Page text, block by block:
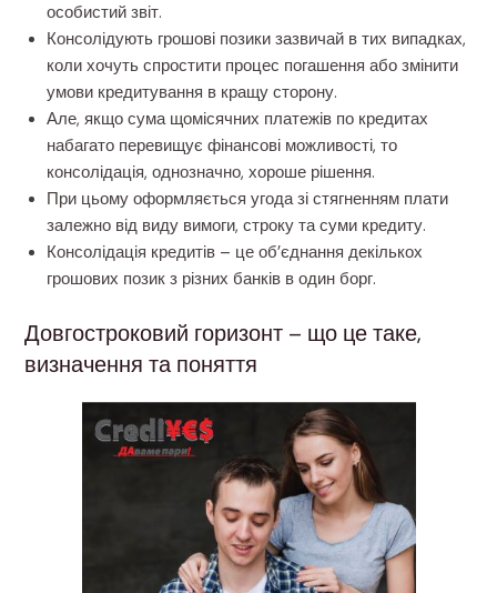
особистий звіт.
Консолідують грошові позики зазвичай в тих випадках,
коли хочуть спростити процес погашення або змінити
умови кредитування в кращу сторону.
Але, якщо сума щомісячних платежів по кредитах
набагато перевищує фінансові можливості, то
консолідація, однозначно, хороше рішення.
При цьому оформляється угода зі стягненням плати
залежно від виду вимоги, строку та суми кредиту.
Консолідація кредитів – це об’єднання декількох
грошових позик з різних банків в один борг.
Довгостроковий горизонт – що це таке,
визначення та поняття